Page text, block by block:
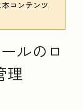
本コンテンツ
ルのロ
理